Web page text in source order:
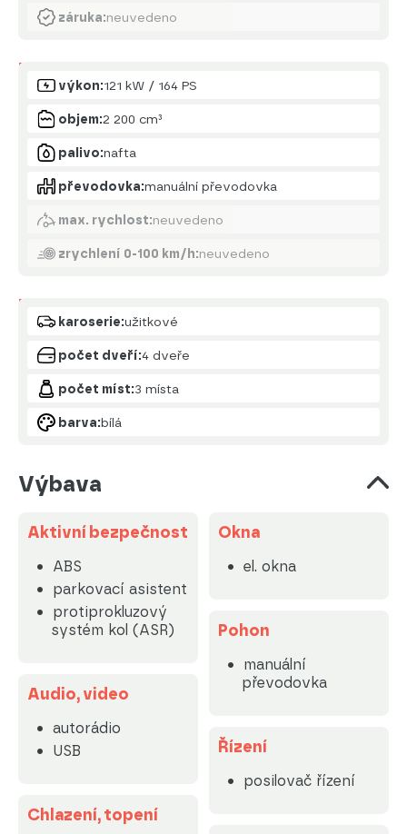
záruka:neuvedeno
Motor
výkon:121 kW / 164 PS
objem:2 200 cm³
palivo:nafta
převodovka:manuální převodovka
max. rychlost:neuvedeno
zrychlení 0-100 km/h:neuvedeno
Karoserie
karoserie:užitkové
počet dveří:4 dveře
počet míst:3 místa
barva:bílá
Výbava
Aktivní bezpečnost
ABS
parkovací asistent
protiprokluzový
systém kol (ASR)
Audio, video
autorádio
USB
Chlazení, topení
Okna
el. okna
Pohon
manuální
převodovka
Řízení
posilovač řízení